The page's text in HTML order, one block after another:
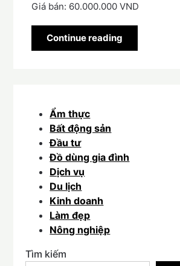
Giá bán: 60.000.000 VND
Continue reading
Ẩm thực
Bất động sản
Đầu tư
Đồ dùng gia đình
Dịch vụ
Du lịch
Kinh doanh
Làm đẹp
Nông nghiệp
Tìm kiếm